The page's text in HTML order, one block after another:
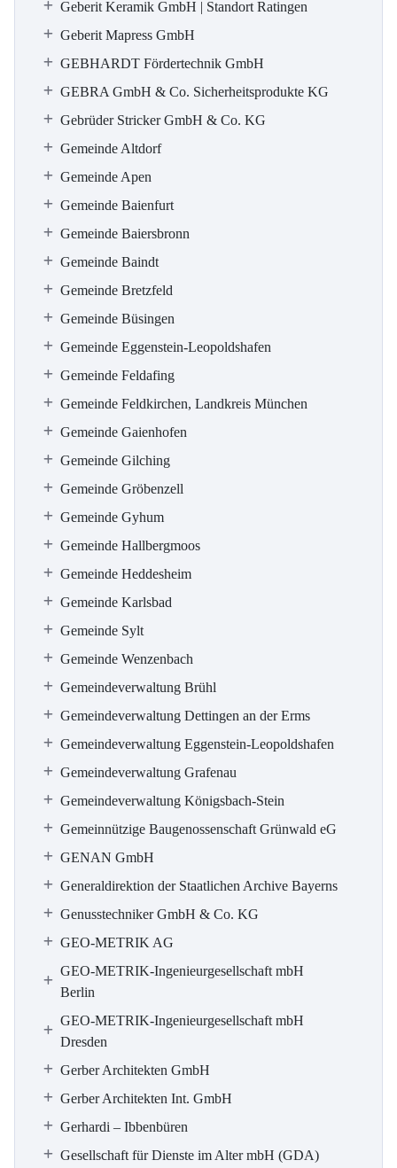
Geberit Keramik GmbH | Standort Ratingen
Geberit Mapress GmbH
GEBHARDT Fördertechnik GmbH
GEBRA GmbH & Co. Sicherheitsprodukte KG
Gebrüder Stricker GmbH & Co. KG
Gemeinde Altdorf
Gemeinde Apen
Gemeinde Baienfurt
Gemeinde Baiersbronn
Gemeinde Baindt
Gemeinde Bretzfeld
Gemeinde Büsingen
Gemeinde Eggenstein-Leopoldshafen
Gemeinde Feldafing
Gemeinde Feldkirchen, Landkreis München
Gemeinde Gaienhofen
Gemeinde Gilching
Gemeinde Gröbenzell
Gemeinde Gyhum
Gemeinde Hallbergmoos
Gemeinde Heddesheim
Gemeinde Karlsbad
Gemeinde Sylt
Gemeinde Wenzenbach
Gemeindeverwaltung Brühl
Gemeindeverwaltung Dettingen an der Erms
Gemeindeverwaltung Eggenstein-Leopoldshafen
Gemeindeverwaltung Grafenau
Gemeindeverwaltung Königsbach-Stein
Gemeinnützige Baugenossenschaft Grünwald eG
GENAN GmbH
Generaldirektion der Staatlichen Archive Bayerns
Genusstechniker GmbH & Co. KG
GEO-METRIK AG
GEO-METRIK-Ingenieurgesellschaft mbH
Berlin
GEO-METRIK-Ingenieurgesellschaft mbH
Dresden
Gerber Architekten GmbH
Gerber Architekten Int. GmbH
Gerhardi – Ibbenbüren
Gesellschaft für Dienste im Alter mbH (GDA)